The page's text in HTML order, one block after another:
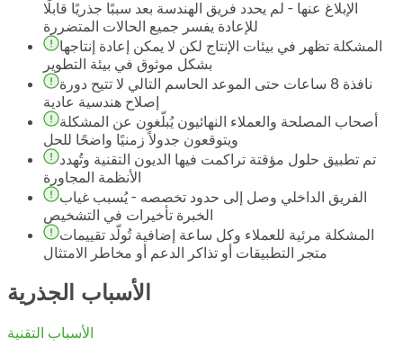
الإبلاغ عنها - لم يحدد فريق الهندسة بعد سببًا جذريًا قابلًا
للإعادة يفسر جميع الحالات المتضررة
المشكلة تظهر في بيئات الإنتاج لكن لا يمكن إعادة إنتاجها
بشكل موثوق في بيئة التطوير
نافذة 8 ساعات حتى الموعد الحاسم التالي لا تتيح دورة
إصلاح هندسية عادية
أصحاب المصلحة والعملاء النهائيون يُبلّغون عن المشكلة
ويتوقعون جدولاً زمنيًا واضحًا للحل
تم تطبيق حلول مؤقتة تراكمت فيها الديون التقنية وتُهدد
الأنظمة المجاورة
الفريق الداخلي وصل إلى حدود تخصصه - يُسبب غياب
الخبرة تأخيرات في التشخيص
المشكلة مرئية للعملاء وكل ساعة إضافية تُولّد تقييمات
متجر التطبيقات أو تذاكر الدعم أو مخاطر الامتثال
الأسباب الجذرية
الأسباب التقنية